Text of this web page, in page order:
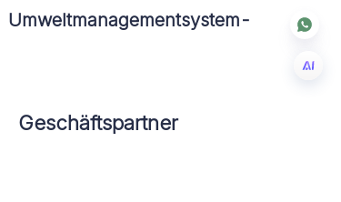
Umweltmanagementsystem-
Geschäftspartner
DE